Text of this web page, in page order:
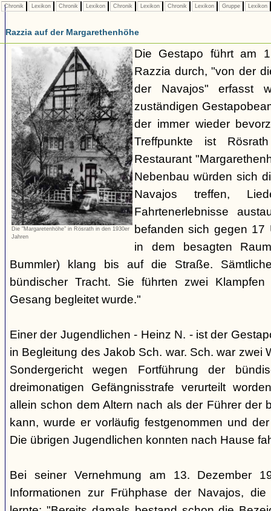
Chronik Lexikon Chronik Lexikon Chronik Lexikon Chronik Lexikon Gruppe Lexikon
Razzia auf der Margarethenhöhe
Die "Margaretenhöhe" in Rösrath in den 1930er
Jahren
Die Gestapo führt am
Razzia durch, "von der
der Navajos" erfasst
zuständigen
der immer wieder
Treffpunkte ist
Restaurant
Nebenbau würden sich
Navajos treffen,
Fahrtenerlebnisse
befanden sich gegen 17
in dem besagten
Bummler) klang bis auf die Straße.
bündischer Tracht. Sie führten zwei
Gesang begleitet wurde."
Einer der Jugendlichen - Heinz N. - ist der
in Begleitung des Jakob Sch. war. Sch. war zwei
Sondergericht wegen Fortführung der
dreimonatigen Gefängnisstrafe verurteilt
allein schon dem Altern nach als der Führer der
kann, wurde er vorläufig festgenommen und
Die übrigen Jugendlichen konnten nach Hause
Bei seiner Vernehmung am 13. Dezember
Informationen zur Frühphase der Navajos,